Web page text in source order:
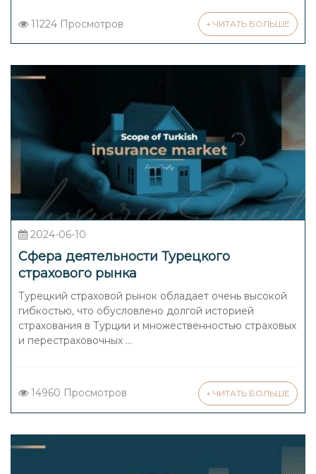
11224 Просмотров + ЧИТАТЬ БОЛЬШЕ
2024-06-10
Сфера деятельности Турецкого
страхового рынка
Турецкий страховой рынок обладает очень высокой
гибкостью, что обусловлено долгой историей
страхования в Турции и множественностью страховых
и перестраховочных ...
14960 Просмотров + ЧИТАТЬ БОЛЬШЕ